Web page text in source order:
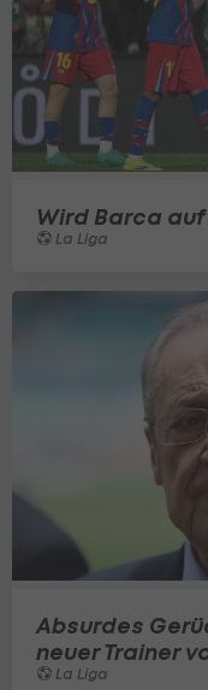
Wird Barca
La Liga
Absurdes
neuer Trainer
La Liga